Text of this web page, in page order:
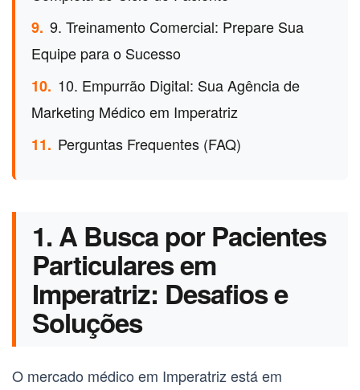
9. 9. Treinamento Comercial: Prepare Sua
Equipe para o Sucesso
10. 10. Empurrão Digital: Sua Agência de
Marketing Médico em Imperatriz
11. Perguntas Frequentes (FAQ)
1. A Busca por Pacientes
Particulares em
Imperatriz: Desafios e
Soluções
O mercado médico em Imperatriz está em